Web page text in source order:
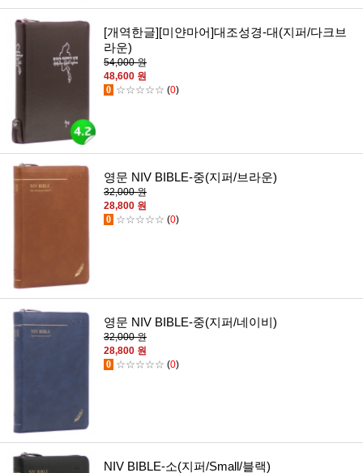
[개역한글][미얀마어]대조성경-대(지퍼/다크브
라운)
54,000 원
48,600 원
0 ☆☆☆☆☆ (0)
영문 NIV BIBLE-중(지퍼/브라운)
32,000 원
28,800 원
0 ☆☆☆☆☆ (0)
영문 NIV BIBLE-중(지퍼/네이비)
32,000 원
28,800 원
0 ☆☆☆☆☆ (0)
NIV BIBLE-소(지퍼/Small/블랙)